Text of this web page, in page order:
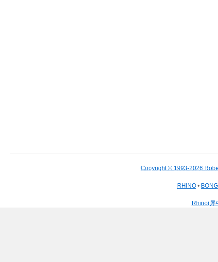
Copyright © 1993-2026
RHINO •
Rhino(犀